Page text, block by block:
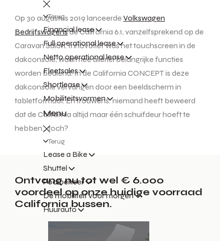
Terug
Financial lease
Full operational lease
Netto operational lease
Fleetsales
Shortlease
Mobiliteitsvormen
Menu
Terug
Lease a Bike
Shuttel
Poolbeheer
De mobiliteit voor morgen
Huurauto
Op 30 augustus 2019 lanceerde Volkswagen
Bedrijfswagensde California 6.1, vanzelfsprekend op de
Caravan Salon. Innovatief was het touchscreen in de
dakconsole, waarmee allerlei belangrijke functies
worden bediend. In de California CONCEPT is deze
dakconsole vervangen door een beeldscherm in
tabletformaat. En trouwens: niemand heeft beweerd
dat de California altijd maar één schuifdeur hoeft te
hebben… toch?
Ontvang nu tot wel € 6.000
voordeel op onze huidige voorraad
California bussen.